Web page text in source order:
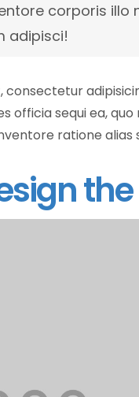
corporis illo
adipisci!
consectetur
officia sequi ea,
ratione